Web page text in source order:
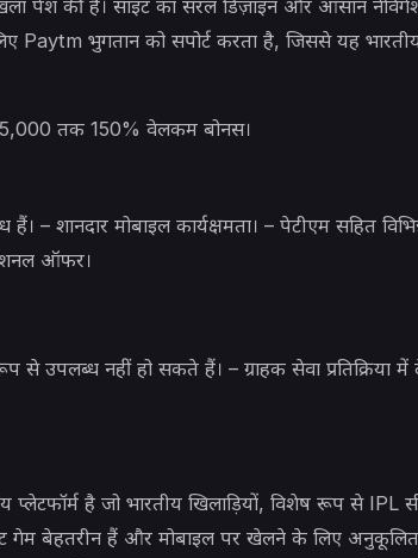
पेश की है। साइट का सरल डिज़ाइन और आसान
Paytm भुगतान को सपोर्ट करता है, जिससे यह
तक 150% वेलकम बोनस।
– शानदार मोबाइल कार्यक्षमता। – पेटीएम सहित
ऑफर।
उपलब्ध नहीं हो सकते हैं। – ग्राहक सेवा प्रतिक्रिया में
प्लेटफॉर्म है जो भारतीय खिलाड़ियों, विशेष रूप से IPL
गेम बेहतरीन हैं और मोबाइल पर खेलने के लिए